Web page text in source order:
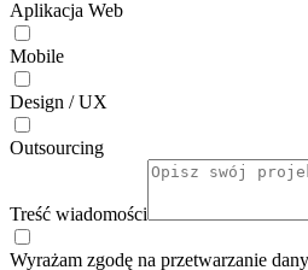
Aplikacja Web
Mobile
Design / UX
Outsourcing
Treść wiadomości
Wyrażam zgodę na przetwarzanie